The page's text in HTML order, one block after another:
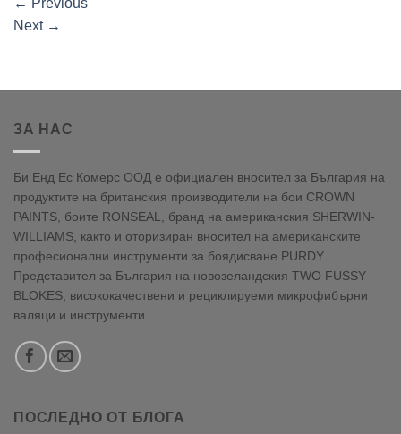
← Previous
Next →
ЗА НАС
Би Енд Ес Комерс ООД е официален вносител за България на
продуктите на британския производители на бои CROWN
PAINTS, боите RONSEAL, бранд на американския SHERWIN-
WILLIAMS, както и оторизиран вносител на американските
професионални инструменти за боядисване PURDY.
Представител за България на новозеландския TWO FUSSY
BLOKES, висококачествени и рециклируеми микрофибърни
валяци и инструменти.
ПОСЛЕДНО ОТ БЛОГА